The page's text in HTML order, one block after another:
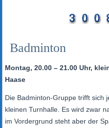
Badminton
Montag, 20.00 – 21.00 Uhr,
Haase
Die Badminton-Gruppe trifft sich
kleinen Turnhalle. Es wird zwar
im Vordergrund steht aber der